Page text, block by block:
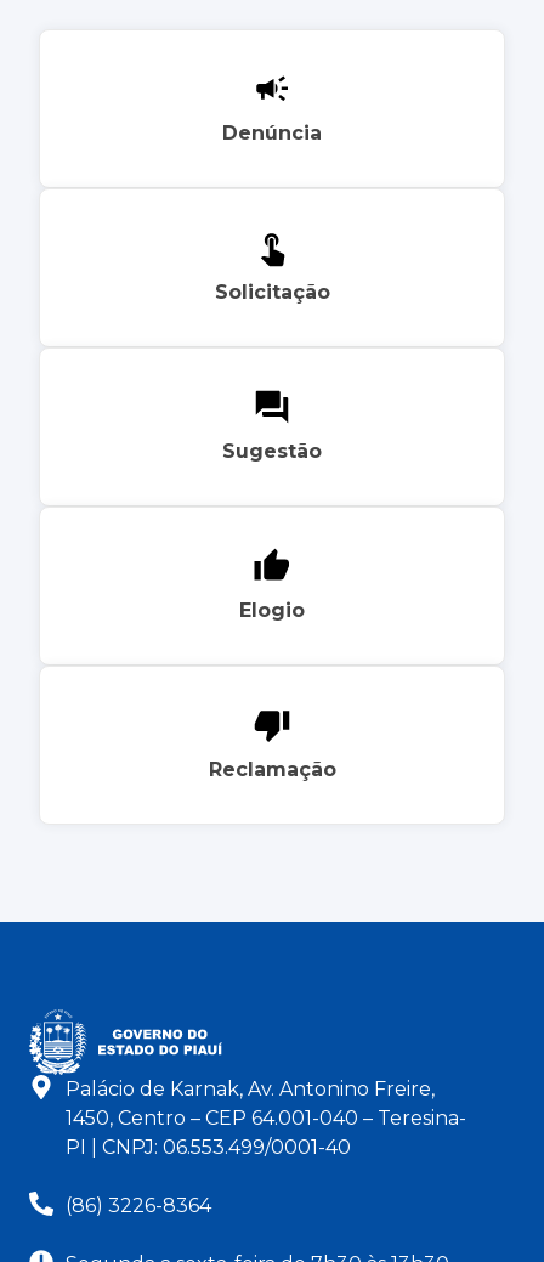
Denúncia
Solicitação
Sugestão
Elogio
Reclamação
Palácio de Karnak, Av. Antonino Freire,
1450, Centro – CEP 64.001-040 – Teresina-
PI | CNPJ: 06.553.499/0001-40
(86) 3226-8364